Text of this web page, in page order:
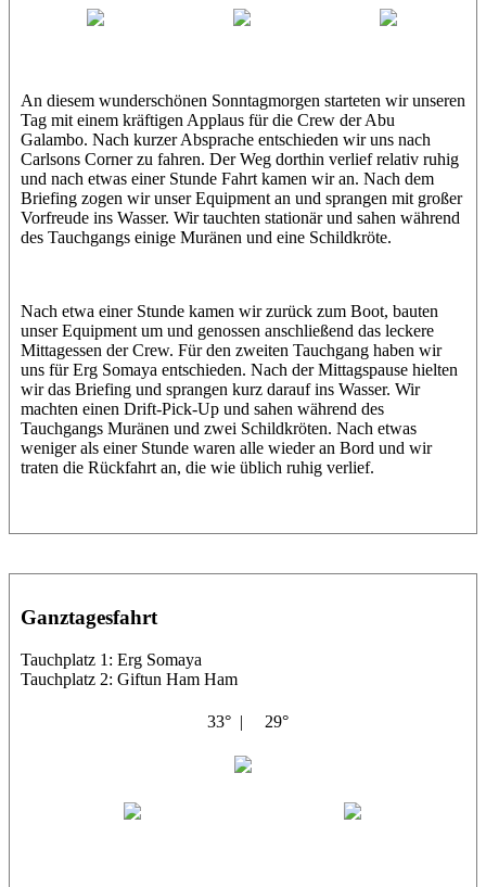
An diesem wunderschönen Sonntagmorgen starteten wir unseren
Tag mit einem kräftigen Applaus für die Crew der Abu
Galambo. Nach kurzer Absprache entschieden wir uns nach
Carlsons Corner zu fahren. Der Weg dorthin verlief relativ ruhig
und nach etwas einer Stunde Fahrt kamen wir an. Nach dem
Briefing zogen wir unser Equipment an und sprangen mit großer
Vorfreude ins Wasser. Wir tauchten stationär und sahen während
des Tauchgangs einige Muränen und eine Schildkröte.
Nach etwa einer Stunde kamen wir zurück zum Boot, bauten
unser Equipment um und genossen anschließend das leckere
Mittagessen der Crew. Für den zweiten Tauchgang haben wir
uns für Erg Somaya entschieden. Nach der Mittagspause hielten
wir das Briefing und sprangen kurz darauf ins Wasser. Wir
machten einen Drift-Pick-Up und sahen während des
Tauchgangs Muränen und zwei Schildkröten. Nach etwas
weniger als einer Stunde waren alle wieder an Bord und wir
traten die Rückfahrt an, die wie üblich ruhig verlief.
Ganztagesfahrt
Tauchplatz 1: Erg Somaya
Tauchplatz 2: Giftun Ham Ham
33° | 29°